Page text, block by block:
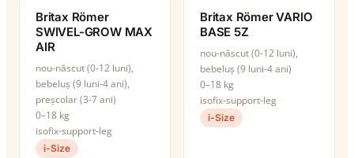
Britax Römer
SWIVEL-GROW MAX
AIR
nou-născut (0-12 luni),
bebeluș (9 luni-4 ani),
preșcolar (3-7 ani)
0–18 kg
isofix-support-leg
i-Size
Britax Römer VARIO
BASE 5Z
nou-născut (0-12 luni),
bebeluș (9 luni-4 ani)
0–18 kg
isofix-support-leg
i-Size